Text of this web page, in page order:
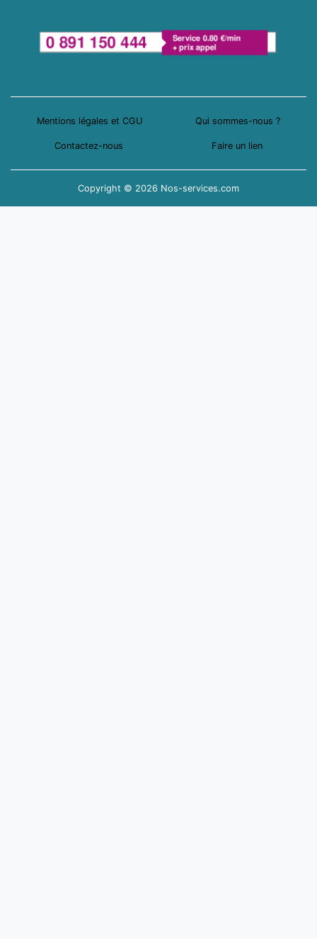
Mentions légales et CGU Qui sommes-nous ?
Contactez-nous Faire un lien
Copyright © 2026 Nos-services.com